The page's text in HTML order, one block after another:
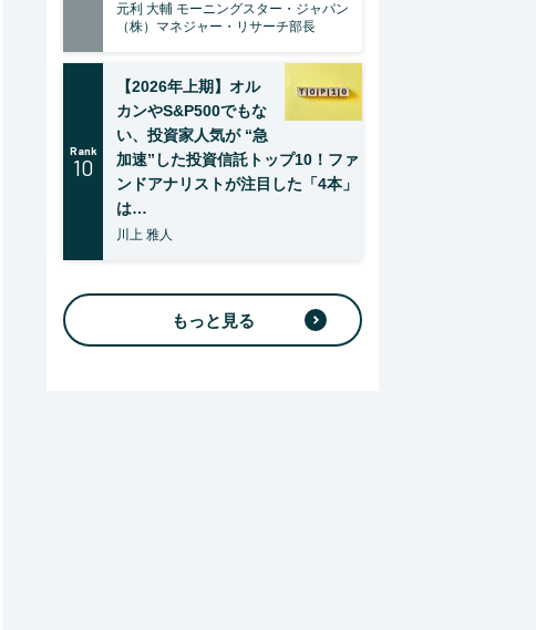
元利 大輔 モーニングスター・ジャパン
（株）マネジャー・リサーチ部長
Rank
10
【2026年上期】オル
カンやS&P500でもな
い、投資家人気が “急
加速”した投資信託トップ10！ファ
ンドアナリストが注目した「4本」
は…
川上 雅人
もっと見る